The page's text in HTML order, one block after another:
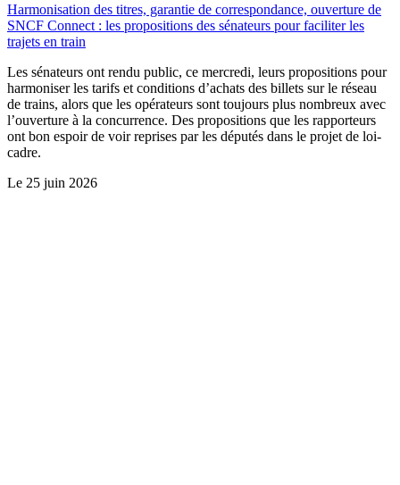
Harmonisation des titres, garantie de correspondance, ouverture de
SNCF Connect : les propositions des sénateurs pour faciliter les
trajets en train
Les sénateurs ont rendu public, ce mercredi, leurs propositions pour
harmoniser les tarifs et conditions d’achats des billets sur le réseau
de trains, alors que les opérateurs sont toujours plus nombreux avec
l’ouverture à la concurrence. Des propositions que les rapporteurs
ont bon espoir de voir reprises par les députés dans le projet de loi-
cadre.
Le 25 juin 2026